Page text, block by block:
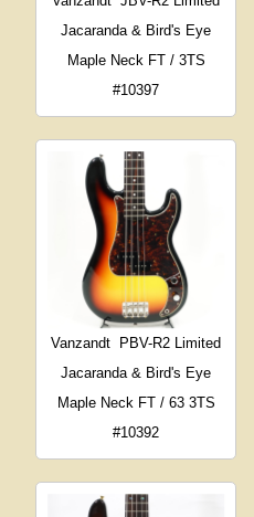
Jacaranda & Bird's Eye
Maple Neck FT / 3TS
#10397
Vanzandt
PBV-R2 Limited
Jacaranda & Bird's Eye
Maple Neck FT / 63 3TS
#10392